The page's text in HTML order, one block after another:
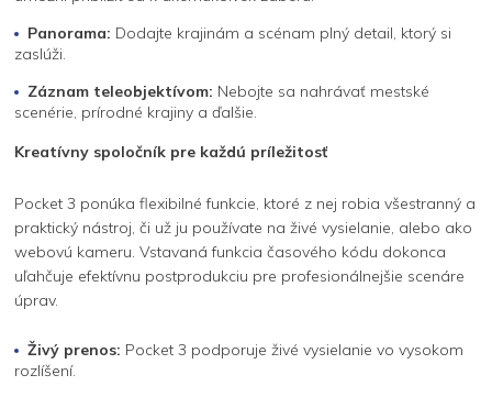
Panorama: Dodajte krajinám a scénam plný detail, ktorý si
zaslúži.
Záznam teleobjektívom: Nebojte sa nahrávať mestské
scenérie, prírodné krajiny a ďalšie.
Kreatívny spoločník pre každú príležitosť
Pocket 3 ponúka flexibilné funkcie, ktoré z nej robia všestranný a
praktický nástroj, či už ju používate na živé vysielanie, alebo ako
webovú kameru. Vstavaná funkcia časového kódu dokonca
uľahčuje efektívnu postprodukciu pre profesionálnejšie scenáre
úprav.
Živý prenos: Pocket 3 podporuje živé vysielanie vo vysokom
rozlíšení.